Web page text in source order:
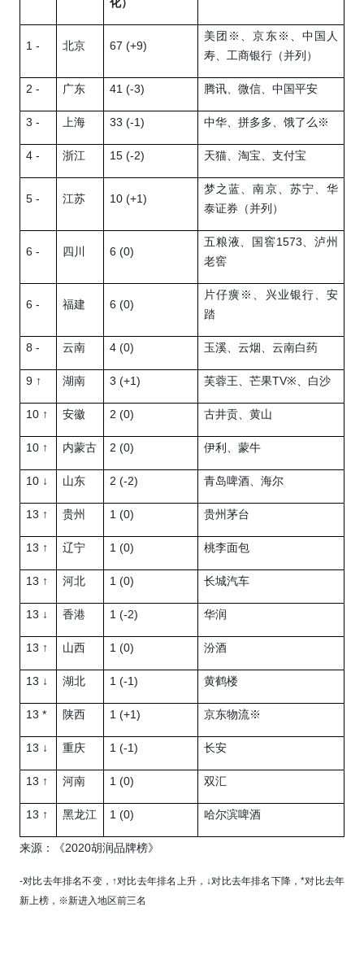
化）
1 - 北京 67 (+9)
美团 ※ 、京东 ※ 、中国人
寿、工商银行（并列）
2 - 广东 41 (-3) 腾讯、微信、中国平安
3 - 上海 33 (-1) 中华、拼多多、饿了么※
4 - 浙江 15 (-2) 天猫、淘宝、支付宝
5 - 江苏 10 (+1)
梦之蓝、南京、苏宁、华
泰证券（并列）
6 - 四川 6 (0)
五粮液、国窖1573、泸州
老窖
6 - 福建 6 (0)
片仔癀 ※ 、兴业银行、安
踏
8 - 云南 4 (0) 玉溪、云烟、云南白药
9 ↑ 湖南 3 (+1) 芙蓉王、芒果TV※、白沙
10 ↑ 安徽 2 (0) 古井贡、黄山
10 ↑ 内蒙古 2 (0) 伊利、蒙牛
10 ↓ 山东 2 (-2) 青岛啤酒、海尔
13 ↑ 贵州 1 (0) 贵州茅台
13 ↑ 辽宁 1 (0) 桃李面包
13 ↑ 河北 1 (0) 长城汽车
13 ↓ 香港 1 (-2) 华润
13 ↑ 山西 1 (0) 汾酒
13 ↓ 湖北 1 (-1) 黄鹤楼
13 * 陕西 1 (+1) 京东物流※
13 ↓ 重庆 1 (-1) 长安
13 ↑ 河南 1 (0) 双汇
13 ↑ 黑龙江 1 (0) 哈尔滨啤酒
来源：《2020胡润品牌榜》
-对比去年排名不变， ↑对比去年排名上升， ↓对比去年排名下降，*对比去年
新上榜， ※新进入地区前三名